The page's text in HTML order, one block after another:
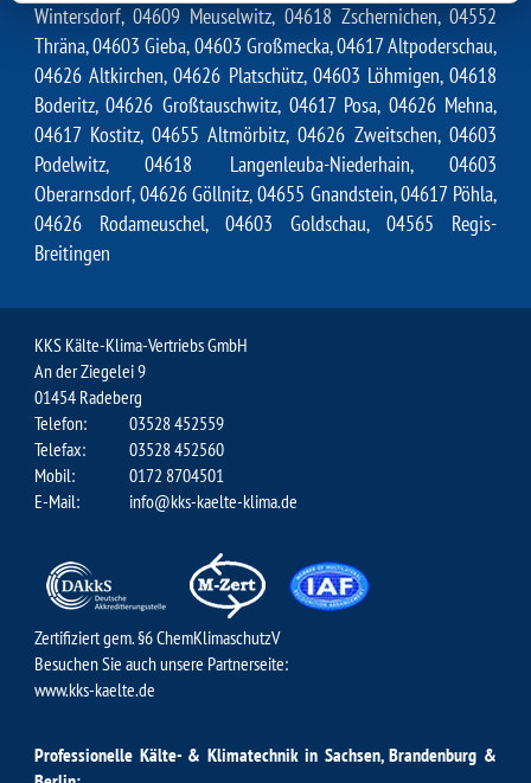
Wintersdorf, 04609 Meuselwitz, 04618 Zschernichen, 04552
Thräna, 04603 Gieba, 04603 Großmecka, 04617 Altpoderschau,
04626 Altkirchen, 04626 Platschütz, 04603 Löhmigen, 04618
Boderitz, 04626 Großtauschwitz, 04617 Posa, 04626 Mehna,
04617 Kostitz, 04655 Altmörbitz, 04626 Zweitschen, 04603
Podelwitz, 04618 Langenleuba-Niederhain, 04603
Oberarnsdorf, 04626 Göllnitz, 04655 Gnandstein, 04617 Pöhla,
04626 Rodameuschel, 04603 Goldschau, 04565 Regis-
Breitingen
KKS Kälte-Klima-Vertriebs GmbH
An der Ziegelei 9
01454 Radeberg
Telefon:
03528 452559
Telefax:
03528 452560
Mobil:
0172 8704501
E-Mail:
info@kks-kaelte-klima.de
Zertifiziert gem. §6 ChemKlimaschutzV
Besuchen Sie auch unsere Partnerseite:
www.kks-kaelte.de
Professionelle Kälte- & Klimatechnik in Sachsen, Brandenburg &